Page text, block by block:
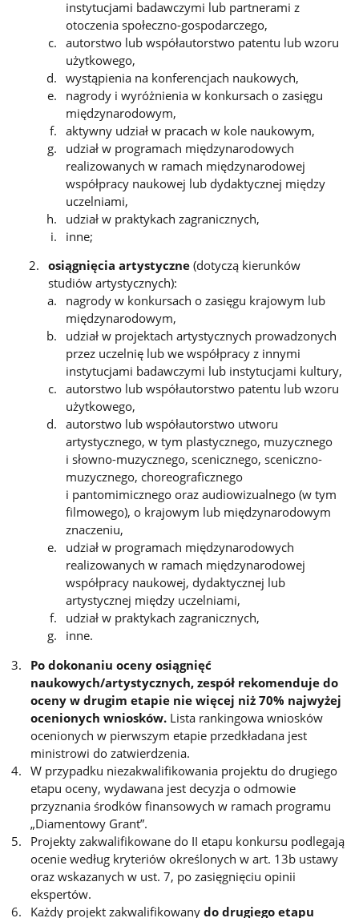
instytucjami badawczymi lub partnerami z
otoczenia społeczno-gospodarczego,
autorstwo lub współautorstwo patentu lub wzoru
użytkowego,
wystąpienia na konferencjach naukowych,
nagrody i wyróżnienia w konkursach o zasięgu
międzynarodowym,
aktywny udział w pracach w kole naukowym,
udział w programach międzynarodowych
realizowanych w ramach międzynarodowej
współpracy naukowej lub dydaktycznej między
uczelniami,
udział w praktykach zagranicznych,
inne;
osiągnięcia artystyczne(dotyczą kierunków
studiów artystycznych):
nagrody w konkursach o zasięgu krajowym lub
międzynarodowym,
udział w projektach artystycznych prowadzonych
przez uczelnię lub we współpracy z innymi
instytucjami badawczymi lub instytucjami kultury,
autorstwo lub współautorstwo patentu lub wzoru
użytkowego,
autorstwo lub współautorstwo utworu
artystycznego, w tym plastycznego, muzycznego
i słowno-muzycznego, scenicznego, sceniczno-
muzycznego, choreograficznego
i pantomimicznego oraz audiowizualnego (w tym
filmowego), o krajowym lub międzynarodowym
znaczeniu,
udział w programach międzynarodowych
realizowanych w ramach międzynarodowej
współpracy naukowej, dydaktycznej lub
artystycznej między uczelniami,
udział w praktykach zagranicznych,
inne.
Po dokonaniu oceny osiągnięć
naukowych/artystycznych, zespół rekomenduje do
oceny w drugim etapie nie więcej niż 70% najwyżej
ocenionych wniosków. Lista rankingowa wniosków
ocenionych w pierwszym etapie przedkładana jest
ministrowi do zatwierdzenia.
W przypadku niezakwalifikowania projektu do drugiego
etapu oceny, wydawana jest decyzja o odmowie
przyznania środków finansowych w ramach programu
„Diamentowy Grant”.
Projekty zakwalifikowane do II etapu konkursu podlegają
ocenie według kryteriów określonych w art. 13b ustawy
oraz wskazanych w ust. 7, po zasięgnięciu opinii
ekspertów.
Każdy projekt zakwalifikowanydo drugiego etapu